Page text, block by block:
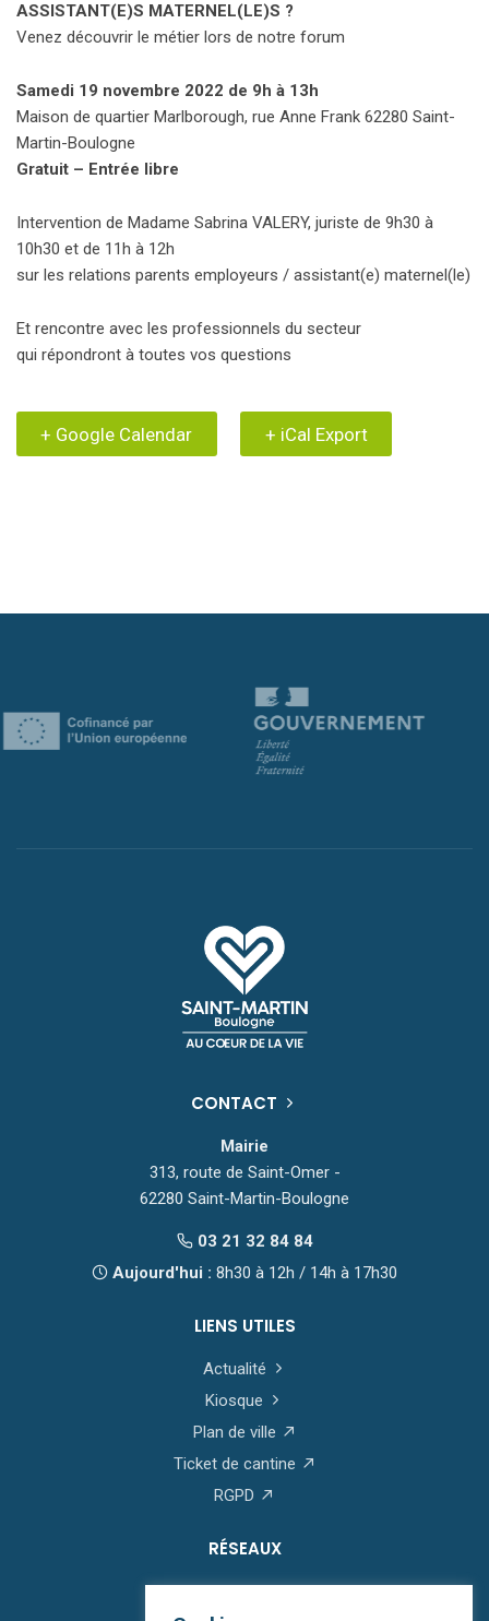
ASSISTANT(E)S MATERNEL(LE)S ?
Venez découvrir le métier lors de notre forum
Samedi 19 novembre 2022 de 9h à 13h
Maison de quartier Marlborough, rue Anne Frank 62280 Saint-
Martin-Boulogne
Gratuit – Entrée libre
Intervention de Madame Sabrina VALERY, juriste de 9h30 à
10h30 et de 11h à 12h
sur les relations parents employeurs / assistant(e) maternel(le)
Et rencontre avec les professionnels du secteur
qui répondront à toutes vos questions
+ Google Calendar + iCal Export
CONTACT
Mairie
313, route de Saint-Omer -
62280 Saint-Martin-Boulogne
03 21 32 84 84
Aujourd'hui : 8h30 à 12h / 14h à 17h30
LIENS UTILES
Actualité
Kiosque
Plan de ville
Ticket de cantine
RGPD
RÉSEAUX